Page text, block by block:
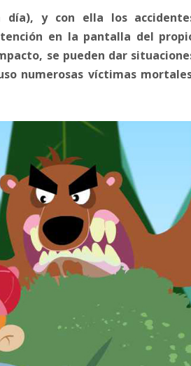
día), y con ella los
en la pantalla del
se pueden dar
numerosas víctimas